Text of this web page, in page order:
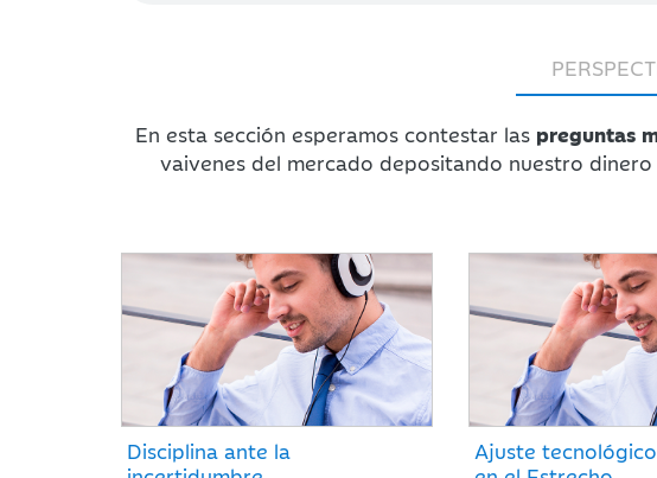
En esta sección esperamos contestar las preguntas
vaivenes del mercado depositando nuestro
Disciplina ante la
Ajuste